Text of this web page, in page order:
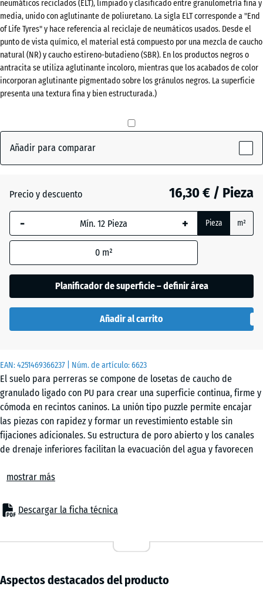
EAN:4251469366237 | Núm. de artículo:6623
El suelo para perreras se compone de losetas de caucho de
granulado ligado con PU para crear una superficie continua, firme y
cómoda en recintos caninos. La unión tipo puzzle permite encajar
las piezas con rapidez y formar un revestimiento estable sin
fijaciones adicionales. Su estructura de poro abierto y los canales
de drenaje inferiores facilitan la evacuación del agua y favorecen
Unión segura entre las losetas
reduce el riesgo de desplazamiento por el movimiento de los
perros. No hace falta pegarlas ni atornillarlas al soporte. Tampoco
losetas forman una superficie continua apta para el uso diario en la
Colocación sencilla sobre distintos soportes
Este revestimiento de perrera puede instalarse sobre bases
mostrar más
Descargar la ficha técnica
paleta
de
colores
Antracita(active)
Rojo
Verde
hierba
+ 1,00 €
envío
540
x
540
x
40
mm
seleccionada,
enmarcada
en azul, se
el cálculo de
indique lo
los datos del
producto).
50
50
|
0,25
m²
50
x
x 3
|
m²
neumáticos reciclados (ELT), limpiado y clasificado entre granulometría fina y
media, unido con aglutinante de poliuretano. La sigla ELT corresponde a "End
of Life Tyres" y hace referencia al reciclaje de neumáticos usados. Desde el
punto de vista químico, el material está compuesto por una mezcla de caucho
natural (NR) y caucho estireno-butadieno (SBR). En los productos negros o
antracita se utiliza aglutinante incoloro, mientras que los acabados de color
incorporan aglutinante pigmentado sobre los gránulos negros. La superficie
presenta una textura fina y bien estructurada.)
Añadir para comparar
Precio y descuento 16,30 € / Pieza
- + Pieza m²
0 m²
Planificador de superficie – definir área
Añadir al carrito
Aspectos destacados del producto